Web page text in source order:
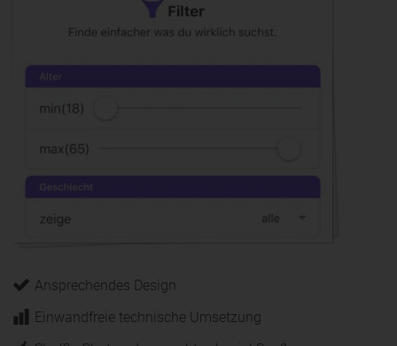
Ansprechendes Design
Einwandfreie technische Umsetzung